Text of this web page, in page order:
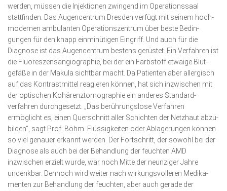
werden, müssen die Injektionen zwingend im Operations­saal
stattfinden. Das Augencentrum Dresden verfügt mit seinem hoch­
mo­dernen ambulanten Operationszentrum über beste Bedin­
gungen für den knapp einminütigen Eingriff. Und auch für die
Diagnose ist das Augencentrum bestens gerüstet. Ein Verfahren ist
die Fluores­zensangiographie, bei der ein Farbstoff etwaige Blut­
gefäße in der Makula sichtbar macht. Da Patienten aber allergisch
auf das Kontrastmittel reagieren können, hat sich inzwischen mit
der optischen Kohärenztomographie ein anderes Standard­
verfahren durch­gesetzt. „Das berührungslose Verfah­ren
ermöglicht es, einen Querschnitt aller Schichten der Netzhaut abzu­
bilden“, sagt Prof. Böhm. Flüssigkeiten oder Ablagerungen können
so viel genauer erkannt werden. Der Fortschritt, der sowohl bei der
Diagnose als auch bei der Behandlung der feuchten AMD
inzwischen erzielt wurde, war noch Mitte der neunziger Jahre
undenkbar. Dennoch wird weiter nach wirkungsvolleren Medi­ka­
menten zur Behandlung der feuchten, aber auch gerade der